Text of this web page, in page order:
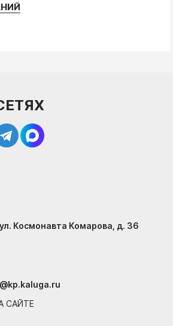
Космонавта Комарова, д. 36
САЙТЕ